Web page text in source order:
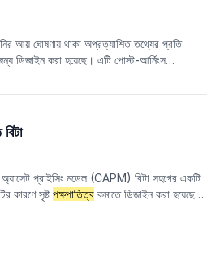
হল বিশ্লেষক কভারেজ অবশিষ্ট। এই অবশিষ্টটি মৌলিক
অংশকে প্রতিফলিত করে, যাতে বিশ্লেষক নির্বাচন
পারে এবং এটি স্টক অতিরিক্ত রিটার্নের সাথে
আয় ঘোষণায় থাকা অপ্রত্যাশিত তথ্যের প্রতি
ডিজাইন করা হয়েছে। এটি পোস্ট-আর্নিংস
পক্ষপাতিত্বের কারণে আয় ঘোষণার পরে শেয়ারের দামের
অ্যাসেট প্রাইসিং মডেল (CAPM) বিটা সহগের একটি
কারণে সৃষ্টপক্ষপাতিত্ব কমাতে ডিজাইন করা হয়েছে।